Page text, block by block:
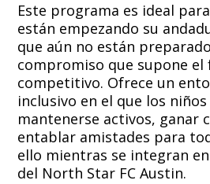
Este programa es ideal
están empezando su
que aún no están
compromiso que supone
competitivo. Ofrece un
inclusivo en el que los
mantenerse activos, ganar
entablar amistades para
ello mientras se integran
del North Star FC Austin.